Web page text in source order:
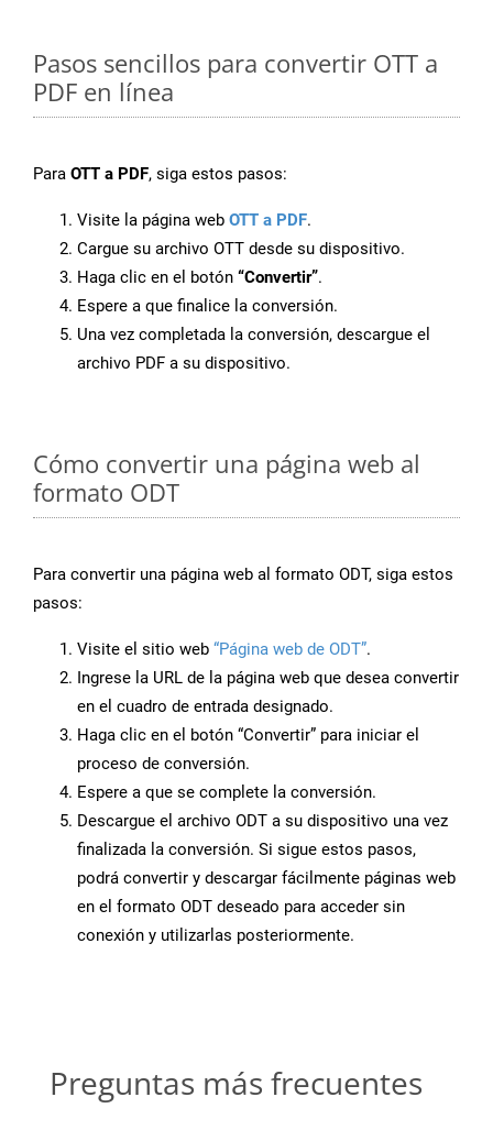
Pasos sencillos para convertir OTT a
PDF en línea
Para OTT a PDF, siga estos pasos:
Visite la página web OTT a PDF.
Cargue su archivo OTT desde su dispositivo.
Haga clic en el botón “Convertir”.
Espere a que finalice la conversión.
Una vez completada la conversión, descargue el
archivo PDF a su dispositivo.
Cómo convertir una página web al
formato ODT
Para convertir una página web al formato ODT, siga estos
pasos:
Visite el sitio web “Página web de ODT”.
Ingrese la URL de la página web que desea convertir
en el cuadro de entrada designado.
Haga clic en el botón “Convertir” para iniciar el
proceso de conversión.
Espere a que se complete la conversión.
Descargue el archivo ODT a su dispositivo una vez
finalizada la conversión. Si sigue estos pasos,
podrá convertir y descargar fácilmente páginas web
en el formato ODT deseado para acceder sin
conexión y utilizarlas posteriormente.
Preguntas más frecuentes